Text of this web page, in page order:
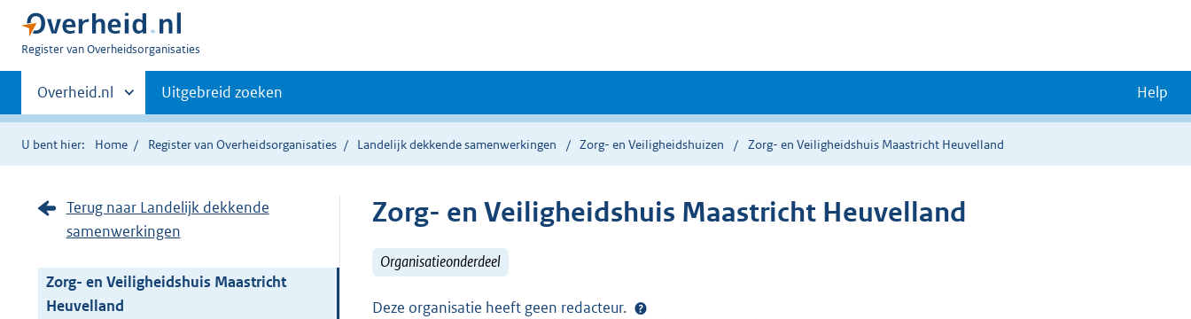
U
Register van Overheidsorganisaties
Primaire
navigatie
Andere
sites
binnen
Overheid.nl Uitgebreid zoeken Help
U bent hier: Home Register van Overheidsorganisaties Landelijk dekkende samenwerkingen Zorg- en Veiligheidshuizen Zorg- en Veiligheidshuis Maastricht Heuvelland
Terug naar Landelijk dekkende
samenwerkingen
Zorg- en Veiligheidshuis Maastricht
Heuvelland
Zorg- en Veiligheidshuis Maastricht Heuvelland
Organisatieonderdeel
Deze organisatie heeft geen redacteur.